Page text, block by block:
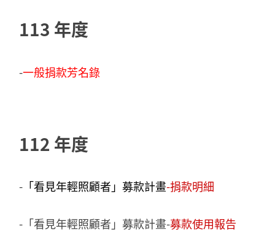
113 年度
-一般捐款芳名錄
112 年度
- 「看見年輕照顧者」募款計畫-捐款明細
-「看見年輕照顧者」募款計畫-募款使用報告